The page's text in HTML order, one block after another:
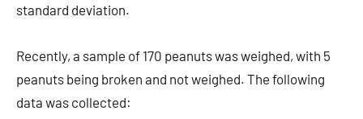
standard deviation.
Recently, a sample of 170 peanuts was weighed, with 5
peanuts being broken and not weighed. The following
data was collected: